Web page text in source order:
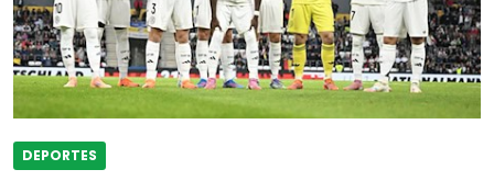
DEPORTES